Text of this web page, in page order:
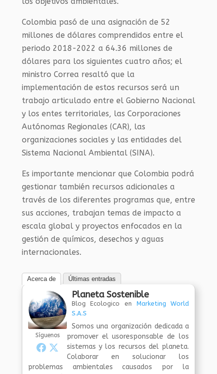
Colombia pasó de una asignación de 52
millones de dólares comprendidos entre el
periodo 2018-2022 a 64.36 millones de
dólares para los siguientes cuatro años; el
ministro Correa resaltó que la
implementación de estos recursos será un
trabajo articulado entre el Gobierno Nacional
y los entes territoriales, las Corporaciones
Autónomas Regionales (CAR), las
organizaciones sociales y las entidades del
Sistema Nacional Ambiental (SINA).
Es importante mencionar que Colombia podrá
gestionar también recursos adicionales a
través de los diferentes programas que, entre
sus acciones, trabajan temas de impacto a
escala global y proyectos enfocados en la
gestión de químicos, desechos y aguas
internacionales.
Acerca de Últimas entradas
Síguenos
Planeta Sostenible
Blog Ecologico en Marketing World
S.A.S
Somos una organización dedicada a
promover el usoresponsable de los
sistemas y los recursos del planeta.
Colaborar en solucionar los
problemas ambientales causados por la